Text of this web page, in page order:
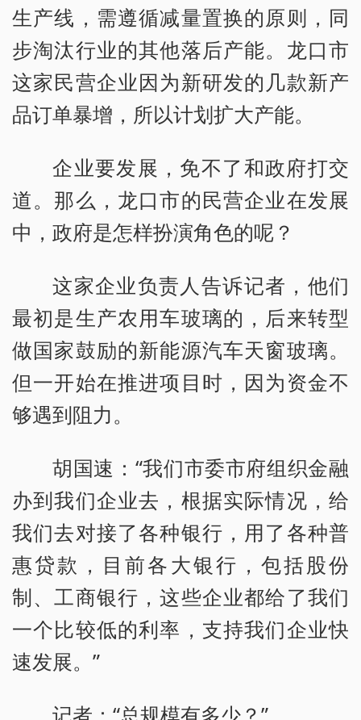
生产线，需遵循减量置换的原则，同
步淘汰行业的其他落后产能。龙口市
这家民营企业因为新研发的几款新产
品订单暴增，所以计划扩大产能。
企业要发展，免不了和政府打交
道。那么，龙口市的民营企业在发展
中，政府是怎样扮演角色的呢？
这家企业负责人告诉记者，他们
最初是生产农用车玻璃的，后来转型
做国家鼓励的新能源汽车天窗玻璃。
但一开始在推进项目时，因为资金不
够遇到阻力。
胡国速：“我们市委市府组织金融
办到我们企业去，根据实际情况，给
我们去对接了各种银行，用了各种普
惠贷款，目前各大银行，包括股份
制、工商银行，这些企业都给了我们
一个比较低的利率，支持我们企业快
速发展。”